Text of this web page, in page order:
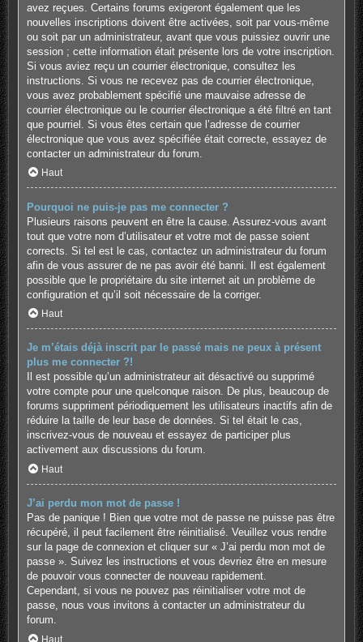
avez reçues. Certains forums exigeront également que les
nouvelles inscriptions doivent être activées, soit par vous-même
ou soit par un administrateur, avant que vous puissiez ouvrir une
session ; cette information était présente lors de votre inscription.
Si vous aviez reçu un courrier électronique, consultez les
instructions. Si vous ne recevez pas de courrier électronique,
vous avez probablement spécifié une mauvaise adresse de
courrier électronique ou le courrier électronique a été filtré en tant
que pourriel. Si vous êtes certain que l’adresse de courrier
électronique que vous avez spécifiée était correcte, essayez de
contacter un administrateur du forum.
Haut
Pourquoi ne puis-je pas me connecter ?
Plusieurs raisons peuvent en être la cause. Assurez-vous avant
tout que votre nom d’utilisateur et votre mot de passe soient
corrects. Si tel est le cas, contactez un administrateur du forum
afin de vous assurer de ne pas avoir été banni. Il est également
possible que le propriétaire du site internet ait un problème de
configuration et qu’il soit nécessaire de la corriger.
Haut
Je m’étais déjà inscrit par le passé mais ne peux à présent
plus me connecter ?!
Il est possible qu’un administrateur ait désactivé ou supprimé
votre compte pour une quelconque raison. De plus, beaucoup de
forums suppriment périodiquement les utilisateurs inactifs afin de
réduire la taille de leur base de données. Si tel était le cas,
inscrivez-vous de nouveau et essayez de participer plus
activement aux discussions du forum.
Haut
J’ai perdu mon mot de passe !
Pas de panique ! Bien que votre mot de passe ne puisse pas être
récupéré, il peut facilement être réinitialisé. Veuillez vous rendre
sur la page de connexion et cliquer sur « J’ai perdu mon mot de
passe ». Suivez les instructions et vous devriez être en mesure
de pouvoir vous connecter de nouveau rapidement.
Cependant, si vous ne pouvez pas réinitialiser votre mot de
passe, nous vous invitons à contacter un administrateur du
forum.
Haut